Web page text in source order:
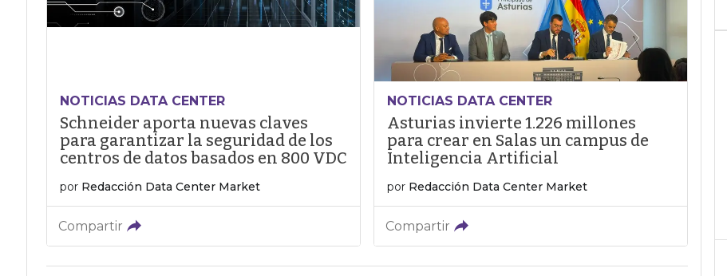
NOTICIAS DATA CENTER
Schneider aporta nuevas claves
para garantizar la seguridad de los
centros de datos basados en 800 VDC
por Redacción Data Center Market
Compartir
NOTICIAS DATA CENTER
Asturias invierte 1.226 millones
para crear en Salas un campus de
Inteligencia Artificial
por Redacción Data Center Market
Compartir